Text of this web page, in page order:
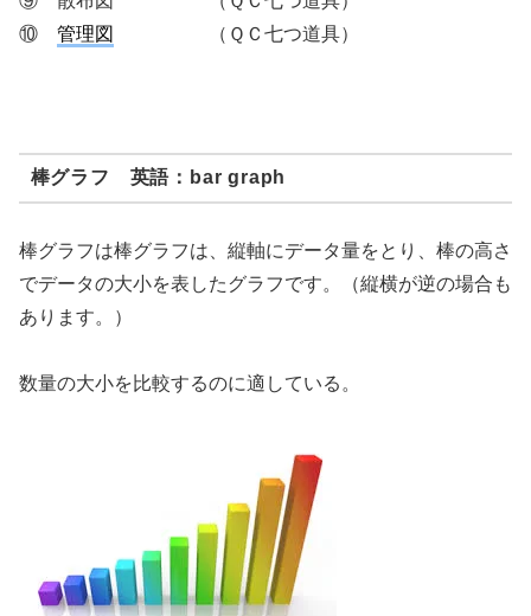
⑩ 管理図 （ＱＣ七つ道具）
棒グラフ 英語：bar graph
棒グラフは棒グラフは、縦軸にデータ量をとり、棒の高さ
でデータの大小を表したグラフです。（縦横が逆の場合も
あります。）
数量の大小を比較するのに適している。